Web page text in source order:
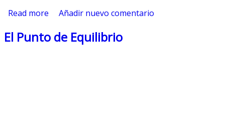
Read more about Estado de Rendimiento
Añadir nuevo comentario
El Punto de Equilibrio